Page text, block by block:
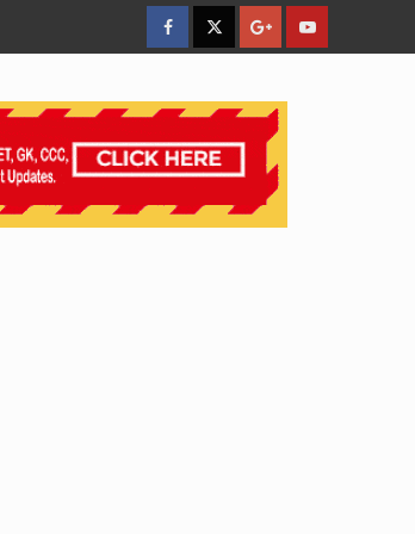
facebookTwitterGoogleYouTube